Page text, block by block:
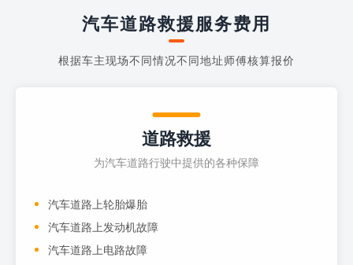
汽车道路救援服务费用
根据车主现场不同情况不同地址师傅核算报价
道路救援
为汽车道路行驶中提供的各种保障
汽车道路上轮胎爆胎
汽车道路上发动机故障
汽车道路上电路故障